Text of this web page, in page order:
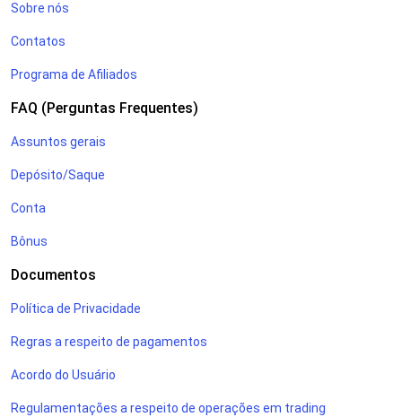
Sobre nós
Contatos
Programa de Afiliados
FAQ (Perguntas Frequentes)
Assuntos gerais
Depósito/Saque
Conta
Bônus
Documentos
Política de Privacidade
Regras a respeito de pagamentos
Acordo do Usuário
Regulamentações a respeito de operações em trading